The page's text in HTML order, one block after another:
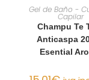
AÑADIR AL
Gel de Baño -
Capilar
Champu Te
Anticaspa
Esential